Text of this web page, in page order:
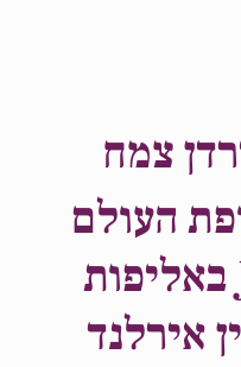
צמח
העולם
בקארטה Jks באליפות
אירלנד